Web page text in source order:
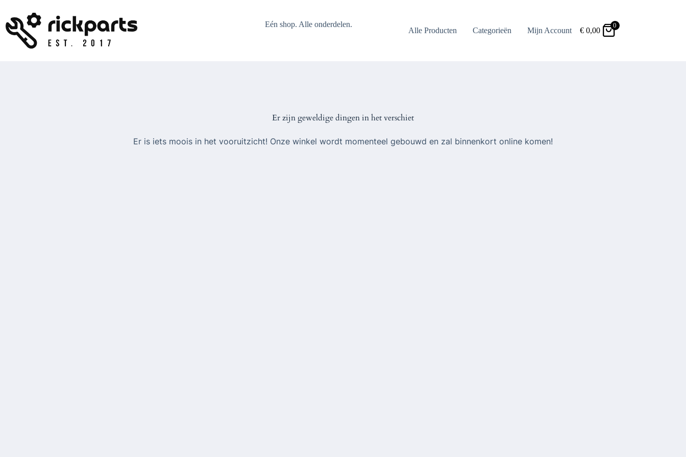
de
inhoud
Eén shop. Alle onderdelen.
Alle Producten Categorieën Mijn Account €0,00
0
Er zijn geweldige dingen in het verschiet
Er is iets moois in het vooruitzicht! Onze winkel wordt momenteel gebouwd en zal binnenkort online komen!